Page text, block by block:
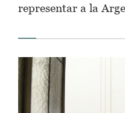
representar a la